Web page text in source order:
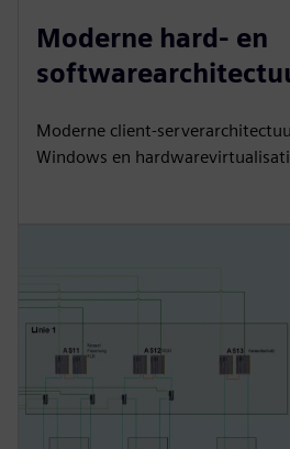
Moderne hard- en
Moderne client-
Windows en